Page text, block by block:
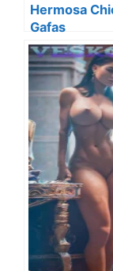
Hermosa
Gafas